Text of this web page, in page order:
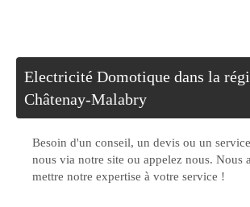
Electricité Domotique dans la
Châtenay-Malabry
Besoin d'un conseil, un devis ou un
nous via notre site ou appelez nous. Nous
mettre notre expertise à votre service !